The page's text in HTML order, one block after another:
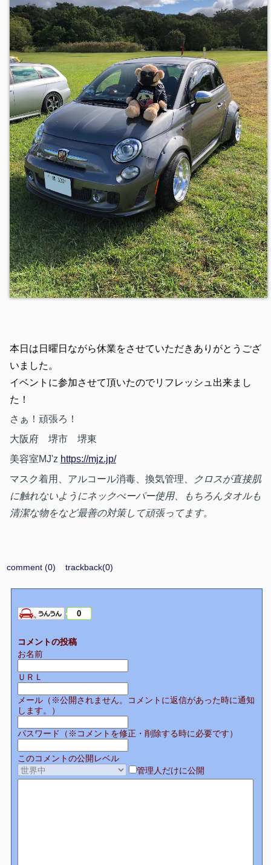
本日は日曜日ながら休業をさせていただきありがとうござ
いました。
イベントに参加させて頂いたのでリフレッシュ出来まし
た！
さぁ！頑張ろ！
大阪府 堺市 堺東
美容室MJ'z https://mjz.jp/
マスク着用、アルコール消毒、換気管理、クロスが直接肌
に触れないようにネックぺーパー使用、もちろんタオルも
清潔な物をなど最善の対策して頑張ってます。
comment (0) trackback(0)
0
コメントの投稿
お名前
ＵＲＬ
メール（※公開されません。コメントに返信があった時に通知
します。）
パスワード（※コメントを修正・削除する時に必要です）
このコメントの公開レベル
管理人だけに公開